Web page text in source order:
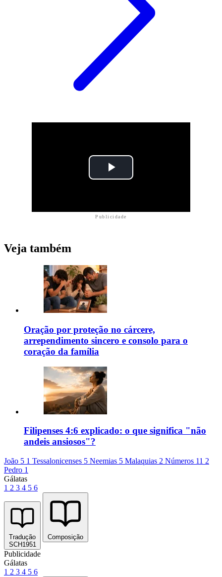
Publicidade
Veja também
Oração por proteção no cárcere,
arrependimento sincero e consolo para o
coração da família
Filipenses 4:6 explicado: o que significa "não
andeis ansiosos"?
João 5 1 Tessalonicenses 5 Neemias 5 Malaquias 2 Números 11 2
Pedro 1
Gálatas
1 2 3 4 5 6
Tradução
SCH1951
Composição
Publicidade
Gálatas
1 2 3 4 5 6